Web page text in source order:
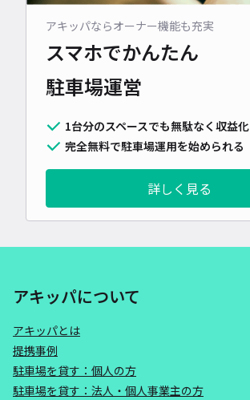
アキッパならオーナー機能も充実
スマホでかんたん
駐車場運営
1台分のスペースでも無駄なく収益化
完全無料で駐車場運用を始められる
詳しく見る
アキッパについて
アキッパとは
提携事例
駐車場を貸す：個人の方
駐車場を貸す：法人・個人事業主の方